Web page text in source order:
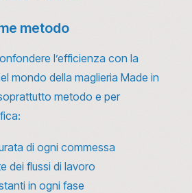
metodo
l’efficienza con la
mondo della maglieria Made in
metodo e per
di ogni commessa
dei flussi di lavoro
in ogni fase